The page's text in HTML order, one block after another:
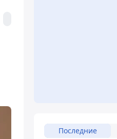
Последние